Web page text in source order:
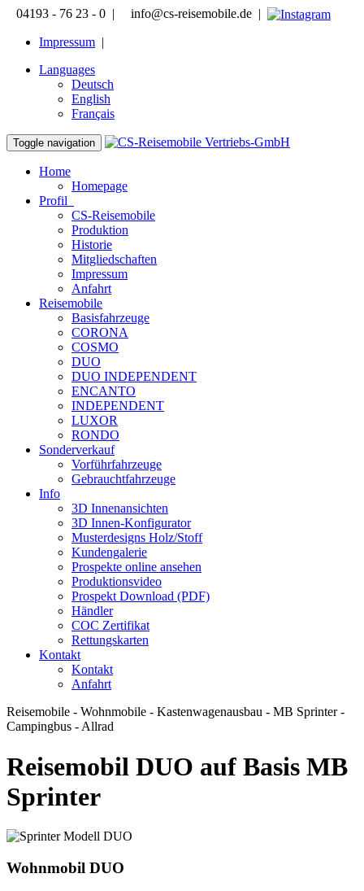
04193 - 76 23 - 0 | info@cs-reisemobile.de |
Impressum |
Languages
Deutsch
English
Français
Toggle navigation
Home
Homepage
Profil
CS-Reisemobile
Produktion
Historie
Mitgliedschaften
Impressum
Anfahrt
Reisemobile
Basisfahrzeuge
CORONA
COSMO
DUO
DUO INDEPENDENT
ENCANTO
INDEPENDENT
LUXOR
RONDO
Sonderverkauf
Vorführfahrzeuge
Gebrauchtfahrzeuge
Info
3D Innenansichten
3D Innen-Konfigurator
Musterdesigns Holz/Stoff
Kundengalerie
Prospekte online ansehen
Produktionsvideo
Prospekt Download (PDF)
Händler
COC Zertifikat
Rettungskarten
Kontakt
Kontakt
Anfahrt
Reisemobile - Wohnmobile - Kastenwagenausbau - MB Sprinter -
Campingbus - Allrad
Reisemobil DUO auf Basis MB
Sprinter
Wohnmobil DUO